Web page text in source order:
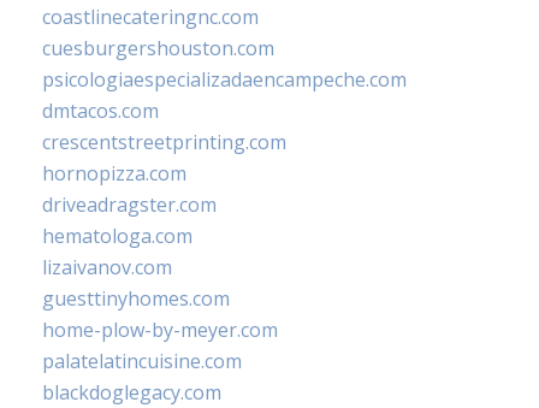
coastlinecateringnc.com
cuesburgershouston.com
psicologiaespecializadaencampeche.com
dmtacos.com
crescentstreetprinting.com
hornopizza.com
driveadragster.com
hematologa.com
lizaivanov.com
guesttinyhomes.com
home-plow-by-meyer.com
palatelatincuisine.com
blackdoglegacy.com